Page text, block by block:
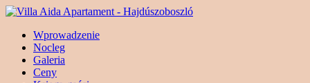
Wprowadzenie
Nocleg
Galeria
Ceny